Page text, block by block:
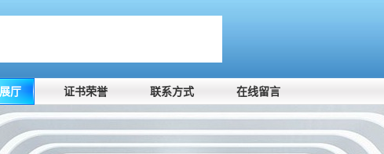
厅 证书荣誉 联系方式 在线留言